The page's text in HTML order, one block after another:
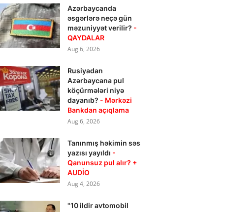
Azərbaycanda
əsgərlərə neçə gün
məzuniyyət verilir? -
QAYDALAR
Aug 6, 2026
Rusiyadan
Azərbaycana pul
köçürmələri niyə
dayanıb? - Mərkəzi
Bankdan açıqlama
Aug 6, 2026
Tanınmış həkimin səs
yazısı yayıldı -
Qanunsuz pul alır? +
AUDİO
Aug 4, 2026
"10 ildir avtomobil